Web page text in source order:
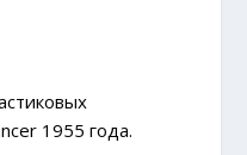
1955 года.